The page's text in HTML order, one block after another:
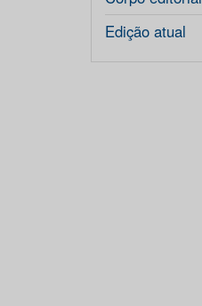
Edição atual